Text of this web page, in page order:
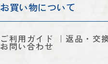
お買い物について
ご利用ガイド 返品・交
お問い合わせ